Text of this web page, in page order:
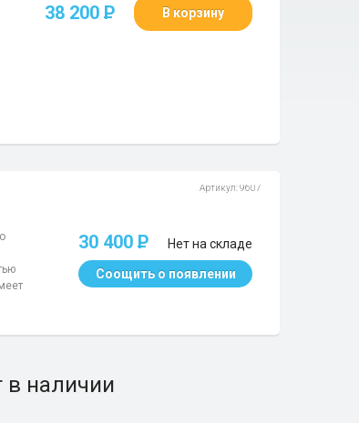
38 200 P В корзину
Артикул: 9607
30 400 P Нет на складе
Соощить о появлении
в наличии